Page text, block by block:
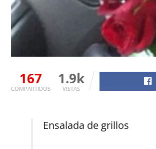
167
COMPARTIDOS
1.9k
VISTAS
Ensalada de grillos